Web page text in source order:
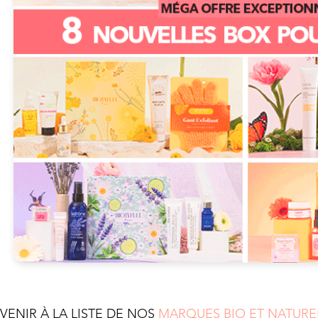
À LA LISTE DE NOS MARQUES BIO ET